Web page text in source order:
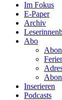
Im Fokus
E-Paper
Archiv
Abo
Inserieren
Podcasts